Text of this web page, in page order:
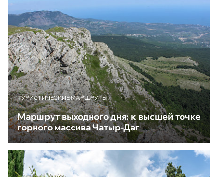
ТУРИСТИЧЕСКИЕ МАРШРУТЫ
Маршрут выходного дня: к высшей точке
горного массива Чатыр-Даг